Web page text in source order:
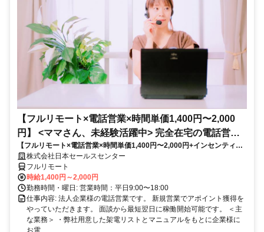
【フルリモート×電話営業×時間単価1,400円〜2,000
円】 <ママさん、未経験活躍中> 完全在宅の電話営業
で家庭と仕事の両立を実現
【フルリモート×電話営業×時間単価1,400円〜2,000円+インセンティブ
あり】 ＜ママさん、未経験活躍中＞ 完全在宅の電話営業で家庭と仕事の
両立を実現
株式会社日本セールスセンター
フルリモート
時給1,400円～2,000円
勤務時間・曜日: 営業時間：平日9:00〜18:00
仕事内容: 法人企業様の電話営業です。 新規営業でアポイント獲得を
やっていただきます。 面談から最短翌日に稼働開始可能です。 ＜主
な業務＞ ・弊社用意した架電リストとマニュアルをもとに企業様に
お電...